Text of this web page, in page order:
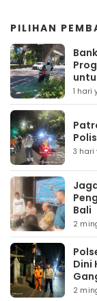
PILIHAN
1 hari
3 hari
Bali
2
Dini
2